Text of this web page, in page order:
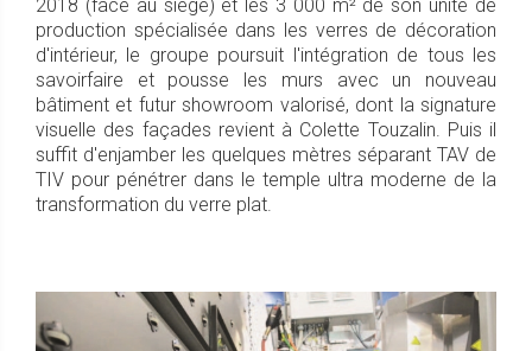
2018 (face au siège) et les 3 000 m² de son unité de
production spécialisée dans les verres de décoration
d'intérieur, le groupe poursuit l'intégration de tous les
savoirfaire et pousse les murs avec un nouveau
bâtiment et futur showroom valorisé, dont la signature
visuelle des façades revient à Colette Touzalin. Puis il
suffit d'enjamber les quelques mètres séparant TAV de
TIV pour pénétrer dans le temple ultra moderne de la
transformation du verre plat.